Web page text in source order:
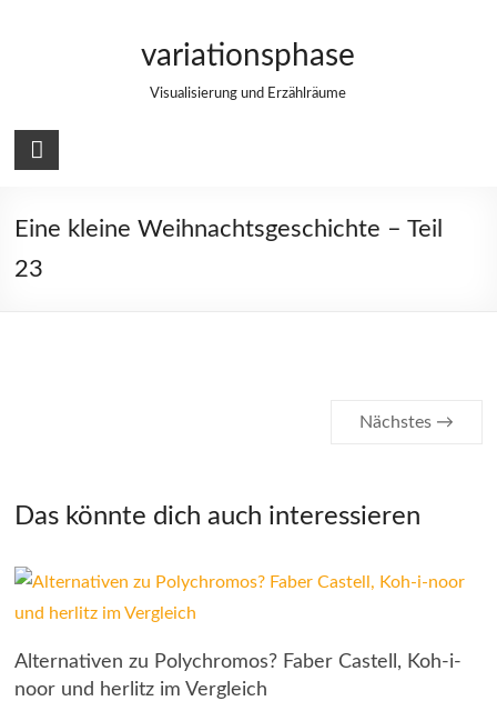
variationsphase
Visualisierung und Erzählräume
Eine kleine Weihnachtsgeschichte – Teil
23
Nächstes →
Das könnte dich auch interessieren
Alternativen zu Polychromos? Faber Castell, Koh-i-
noor und herlitz im Vergleich